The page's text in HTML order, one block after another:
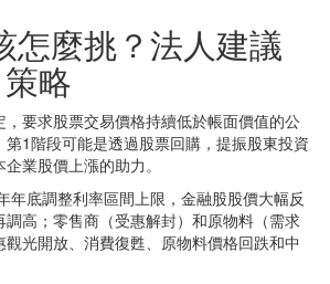
怎麼挑？法人建議
策略
要求股票交易價格持續低於帳面價值的公
1階段可能是透過股票回購，提振股東投資
業股價上漲的助力。
年底調整利率區間上限，金融股股價大幅反
高；零售商（受惠解封）和原物料（需求
光開放、消費復甦、原物料價格回跌和中